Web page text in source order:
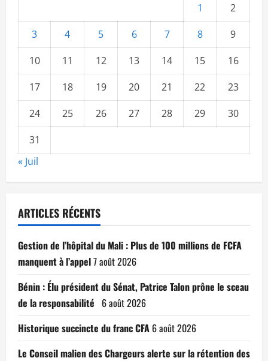
Ils
1
2
3
4 5 6 7 8
9
10
11 12 13 14 15
16
17
18 19 20 21 22
23
24
25 26 27 28 29
30
31
« Juil
ARTICLES RÉCENTS
Gestion de l’hôpital du Mali : Plus de 100 millions de FCFA
manquent à l’appel7 août 2026
Bénin : Élu président du Sénat, Patrice Talon prône le sceau
de la responsabilité 6 août 2026
Historique succincte du franc CFA 6 août 2026
Le Conseil malien des Chargeurs alerte sur la rétention des